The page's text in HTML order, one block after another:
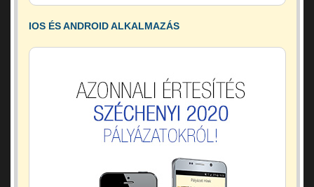
IOS ÉS ANDROID ALKALMAZÁS